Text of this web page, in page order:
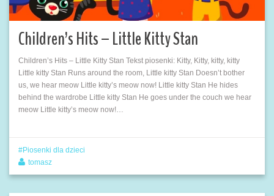
Children’s Hits – Little Kitty Stan
Children’s Hits – Little Kitty Stan Tekst piosenki: Kitty, Kitty, kitty, kitty
Little kitty Stan Runs around the room, Little kitty Stan Doesn’t bother
us, we hear meow Little kitty’s meow now! Little kitty Stan He hides
behind the wardrobe Little kitty Stan He goes under the couch we hear
meow Little kitty’s meow now!…
Piosenki dla dzieci
tomasz